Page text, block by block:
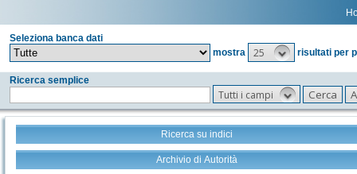
Seleziona banca dati
mostra
25 risultati per
Ricerca semplice
Tutti i campi
Ricerca su indici
Archivio di Autorità